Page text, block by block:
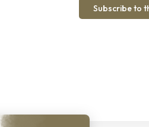
Subscribe to